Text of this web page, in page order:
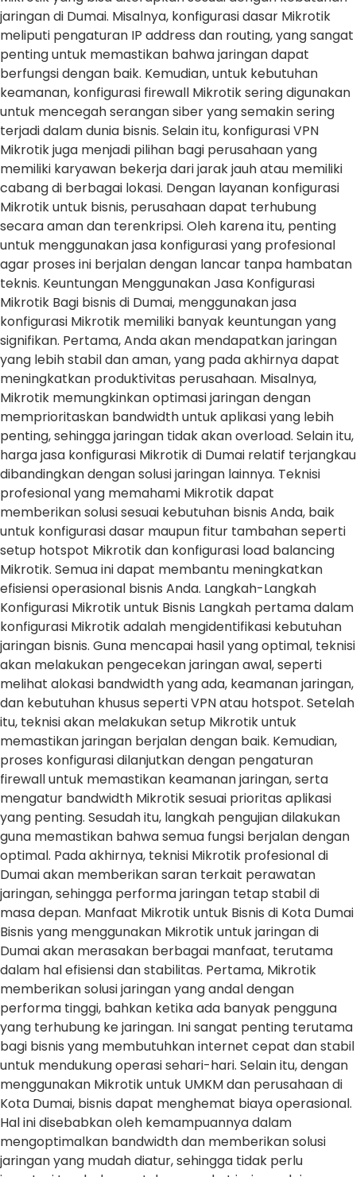
jaringan di Dumai. Misalnya, konfigurasi dasar Mikrotik
meliputi pengaturan IP address dan routing, yang sangat
penting untuk memastikan bahwa jaringan dapat
berfungsi dengan baik. Kemudian, untuk kebutuhan
keamanan, konfigurasi firewall Mikrotik sering digunakan
untuk mencegah serangan siber yang semakin sering
terjadi dalam dunia bisnis. Selain itu, konfigurasi VPN
Mikrotik juga menjadi pilihan bagi perusahaan yang
memiliki karyawan bekerja dari jarak jauh atau memiliki
cabang di berbagai lokasi. Dengan layanan konfigurasi
Mikrotik untuk bisnis, perusahaan dapat terhubung
secara aman dan terenkripsi. Oleh karena itu, penting
untuk menggunakan jasa konfigurasi yang profesional
agar proses ini berjalan dengan lancar tanpa hambatan
teknis. Keuntungan Menggunakan Jasa Konfigurasi
Mikrotik Bagi bisnis di Dumai, menggunakan jasa
konfigurasi Mikrotik memiliki banyak keuntungan yang
signifikan. Pertama, Anda akan mendapatkan jaringan
yang lebih stabil dan aman, yang pada akhirnya dapat
meningkatkan produktivitas perusahaan. Misalnya,
Mikrotik memungkinkan optimasi jaringan dengan
memprioritaskan bandwidth untuk aplikasi yang lebih
penting, sehingga jaringan tidak akan overload. Selain itu,
harga jasa konfigurasi Mikrotik di Dumai relatif terjangkau
dibandingkan dengan solusi jaringan lainnya. Teknisi
profesional yang memahami Mikrotik dapat
memberikan solusi sesuai kebutuhan bisnis Anda, baik
untuk konfigurasi dasar maupun fitur tambahan seperti
setup hotspot Mikrotik dan konfigurasi load balancing
Mikrotik. Semua ini dapat membantu meningkatkan
efisiensi operasional bisnis Anda. Langkah-Langkah
Konfigurasi Mikrotik untuk Bisnis Langkah pertama dalam
konfigurasi Mikrotik adalah mengidentifikasi kebutuhan
jaringan bisnis. Guna mencapai hasil yang optimal, teknisi
akan melakukan pengecekan jaringan awal, seperti
melihat alokasi bandwidth yang ada, keamanan jaringan,
dan kebutuhan khusus seperti VPN atau hotspot. Setelah
itu, teknisi akan melakukan setup Mikrotik untuk
memastikan jaringan berjalan dengan baik. Kemudian,
proses konfigurasi dilanjutkan dengan pengaturan
firewall untuk memastikan keamanan jaringan, serta
mengatur bandwidth Mikrotik sesuai prioritas aplikasi
yang penting. Sesudah itu, langkah pengujian dilakukan
guna memastikan bahwa semua fungsi berjalan dengan
optimal. Pada akhirnya, teknisi Mikrotik profesional di
Dumai akan memberikan saran terkait perawatan
jaringan, sehingga performa jaringan tetap stabil di
masa depan. Manfaat Mikrotik untuk Bisnis di Kota Dumai
Bisnis yang menggunakan Mikrotik untuk jaringan di
Dumai akan merasakan berbagai manfaat, terutama
dalam hal efisiensi dan stabilitas. Pertama, Mikrotik
memberikan solusi jaringan yang andal dengan
performa tinggi, bahkan ketika ada banyak pengguna
yang terhubung ke jaringan. Ini sangat penting terutama
bagi bisnis yang membutuhkan internet cepat dan stabil
untuk mendukung operasi sehari-hari. Selain itu, dengan
menggunakan Mikrotik untuk UMKM dan perusahaan di
Kota Dumai, bisnis dapat menghemat biaya operasional.
Hal ini disebabkan oleh kemampuannya dalam
mengoptimalkan bandwidth dan memberikan solusi
jaringan yang mudah diatur, sehingga tidak perlu